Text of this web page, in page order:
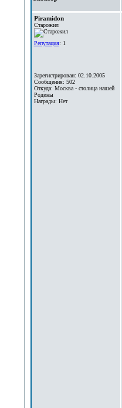
Piramidon
Старожил
Репутация: 1
Зарегистрирован: 02.10.2005
Сообщения: 502
Откуда: Москва - столица нашей
Родины
Награды: Нет